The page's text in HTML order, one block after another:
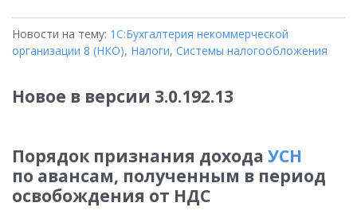
Новости на тему: 1С:Бухгалтерия некоммерческой
организации 8 (НКО), Налоги, Системы налогообложения
Новое в версии 3.0.192.13
Порядок признания дохода УСН
по авансам, полученным в период
освобождения от НДС